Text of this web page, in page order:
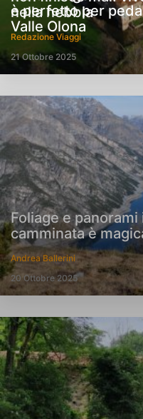
nella nebbia
Redazione Viaggi
21 Ottobre 2025
Foliage e
camminata è
Andrea Ballerini
20 Ottobre 2025
è perfetto per
Valle Olona